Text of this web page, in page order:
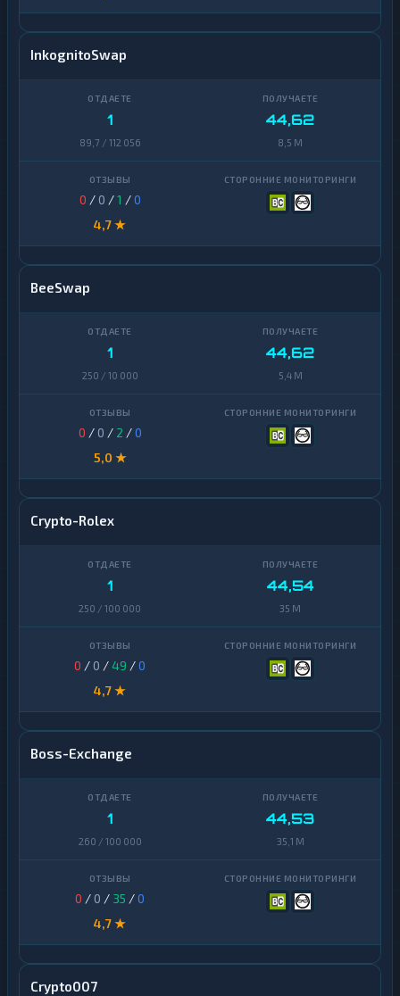
InkognitoSwap
1
89,7 / 112 056
44,62
8,5 M
0 / 0 /1 /0
4,7 ★
BeeSwap
1
250 / 10 000
44,62
5,4 M
0 / 0 / 2 /0
5,0 ★
Crypto-Rolex
1
250 / 100 000
44,54
35 M
0 / 0 / 49 /0
4,7 ★
Boss-Exchange
1
260 / 100 000
44,53
35,1 M
0 / 0 / 35 /0
4,7 ★
Crypto007